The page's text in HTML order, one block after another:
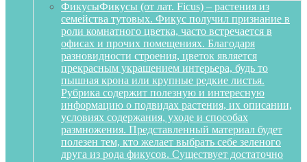
ФикусыФикусы (от лат. Ficus) – растения из
семейства тутовых. Фикус получил признание в
роли комнатного цветка, часто встречается в
офисах и прочих помещениях. Благодаря
разновидности строения, цветок является
прекрасным украшением интерьера, будь то
пышная крона или крупные редкие листья.
Рубрика содержит полезную и интересную
информацию о подвидах растения, их описании,
условиях содержания, уходе и способах
размножения. Представленный материал будет
полезен тем, кто желает выбрать себе зеленого
друга из рода фикусов. Существует достаточно